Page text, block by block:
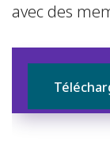
avec des